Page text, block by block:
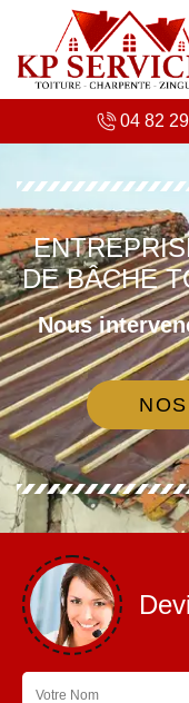
04 82
DE BÂCHE
Nous